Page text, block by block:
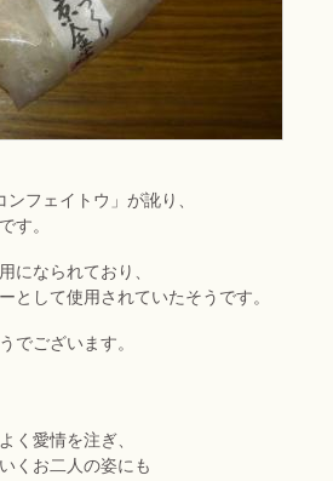
フェイトウ」が訛り、
す。
になられており、
として使用されていたそうです。
でございます。
く愛情を注ぎ、
くお二人の姿にも